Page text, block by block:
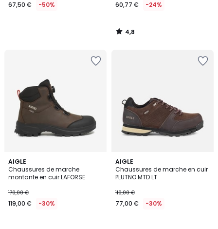
67,50 € -50% 60,77 € -24%
4,8
/
AIGLE
Chaussures de marche
montante en cuir LAFORSE
170,00 €
119,00 € -30%
AIGLE
Chaussures de marche en cuir
PLUTNO MTD LT
110,00 €
77,00 € -30%